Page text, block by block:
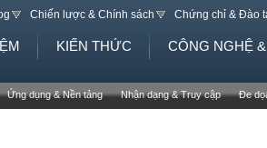
Chiến lược & Chính sách Chứng chỉ & Đào
KIẾN THỨC CÔNG NGHỆ
Ứng dụng & Nền tảng Nhận dạng & Truy cập Đe